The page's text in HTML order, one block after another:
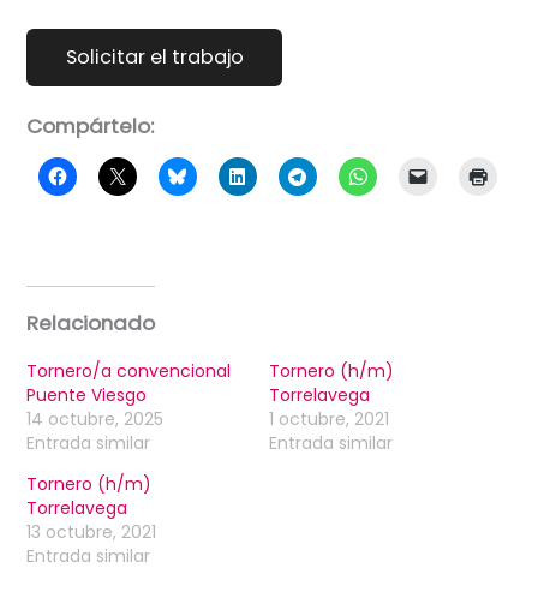
Compártelo:
Relacionado
Tornero/a convencional
Puente Viesgo
14 octubre, 2025
Entrada similar
Tornero (h/m)
Torrelavega
1 octubre, 2021
Entrada similar
Tornero (h/m)
Torrelavega
13 octubre, 2021
Entrada similar